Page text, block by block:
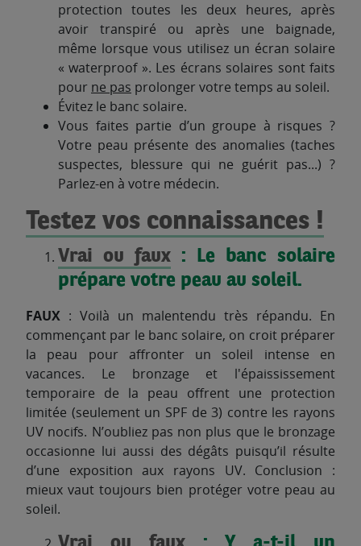
protection toutes les deux heures, après
avoir transpiré ou après une baignade,
même lorsque vous utilisez un écran solaire
« waterproof ». Les écrans solaires sont faits
pour ne pas prolonger votre temps au soleil.
Évitez le banc solaire.
Vous faites partie d’un groupe à risques ?
Votre peau présente des anomalies (taches
suspectes, blessure qui ne guérit pas...) ?
Parlez-en à votre médecin.
Testez vos connaissances !
Vrai ou faux : Le banc solaire
prépare votre peau au soleil.
FAUX : Voilà un malentendu très répandu. En
commençant par le banc solaire, on croit préparer
la peau pour affronter un soleil intense en
vacances. Le bronzage et l'épaississement
temporaire de la peau offrent une protection
limitée (seulement un SPF de 3) contre les rayons
UV nocifs. N’oubliez pas non plus que le bronzage
occasionne lui aussi des dégâts puisqu’il résulte
d’une exposition aux rayons UV. Conclusion :
mieux vaut toujours bien protéger votre peau au
soleil.